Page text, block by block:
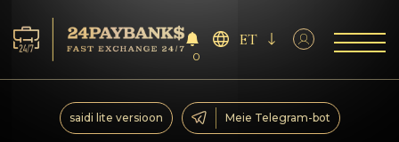
Teenus
0
ET
saidi lite versioon Meie Telegram-bot